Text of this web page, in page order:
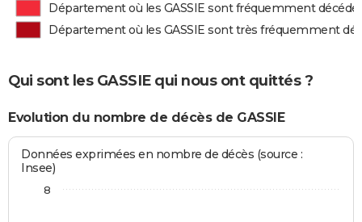
Département où les GASSIE sont fréquemment
Département où les GASSIE sont très fréquemment
Qui sont les GASSIE qui nous ont quittés ?
Evolution du nombre de décès de GASSIE
Données exprimées en nombre de décès (source :
Insee)
8